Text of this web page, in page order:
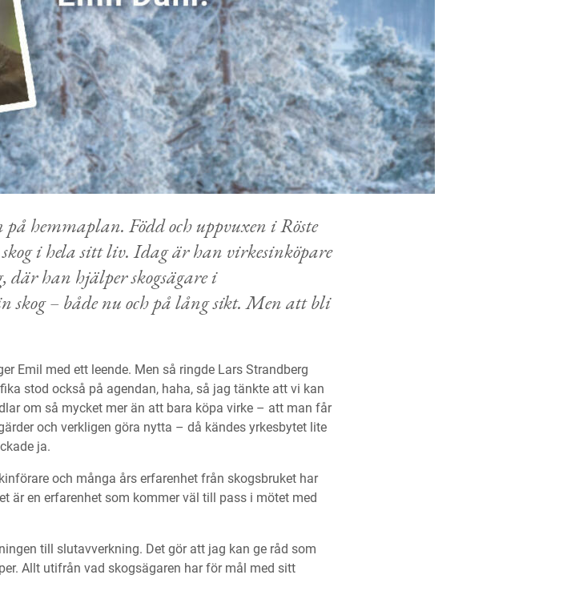
hemmaplan. Född och uppvuxen i Röste
i hela sitt liv. Idag är han virkesinköpare
där han hjälper skogsägare i
skog – både nu och på lång sikt. Men att bli
Emil med ett leende. Men så ringde Lars Strandberg
stod också på agendan, haha, så jag tänkte att vi kan
om så mycket mer än att bara köpa virke – att man får
och verkligen göra nytta – då kändes yrkesbytet lite
ja.
och många års erfarenhet från skogsbruket har
är en erfarenhet som kommer väl till pass i mötet med
till slutavverkning. Det gör att jag kan ge råd som
Allt utifrån vad skogsägaren har för mål med sitt